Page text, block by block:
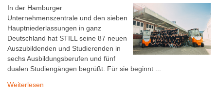
In der Hamburger
Unternehmenszentrale und den sieben
Hauptniederlassungen in ganz
Deutschland hat STILL seine 87 neuen
Auszubildenden und Studierenden in
sechs Ausbildungsberufen und fünf
dualen Studiengängen begrüßt. Für sie beginnt ...
Weiterlesen